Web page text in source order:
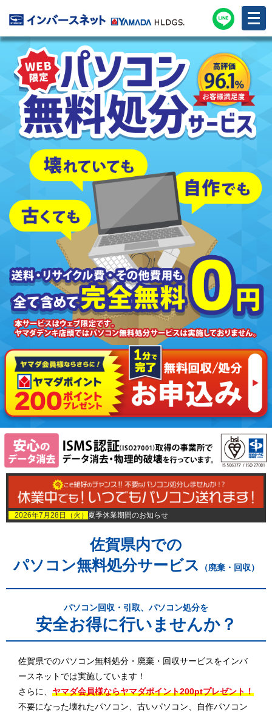
メ
ニ
ュ
ー
開
く
2026年7月28日（火） 夏季休業期間のお知らせ
佐賀県内での
パソコン無料処分サービス
（廃棄・回収）
パソコン回収・引取、パソコン処分を
安全お得に行いませんか？
佐賀県でのパソコン無料処分・廃棄・回収サービスをインバ
ースネットでは実施しています！
さらに、 ヤマダ会員様ならヤマダポイント200ptプレゼント！
不要になった壊れたパソコン、古いパソコン、自作パソコン